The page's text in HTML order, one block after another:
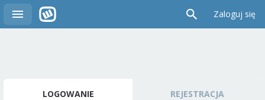
Zaloguj się
LOGOWANIE REJESTRACJA